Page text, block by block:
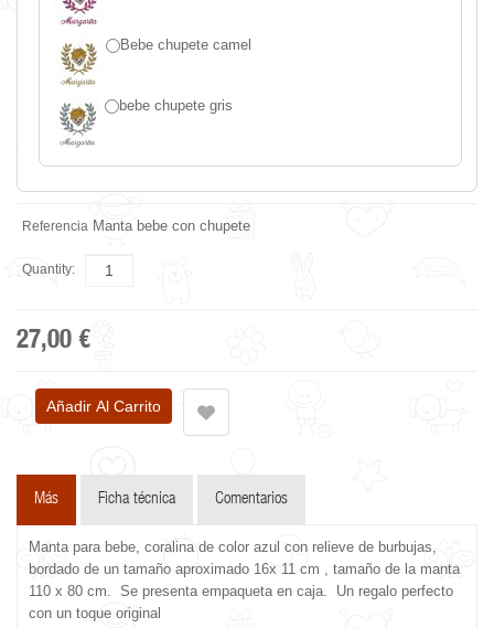
Bebe chupete camel
bebe chupete gris
Referencia Manta bebe con chupete
Quantity:
27,00 €
Más Ficha técnica Comentarios
Manta para bebe, coralina de color azul con relieve de burbujas,
bordado de un tamaño aproximado 16x 11 cm , tamaño de la manta
110 x 80 cm. Se presenta empaqueta en caja. Un regalo perfecto
con un toque original